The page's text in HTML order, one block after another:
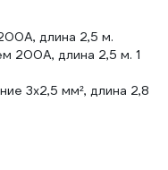
длина 2,5 м.
200А, длина 2,5 м. 1
3х2,5 мм², длина 2,8